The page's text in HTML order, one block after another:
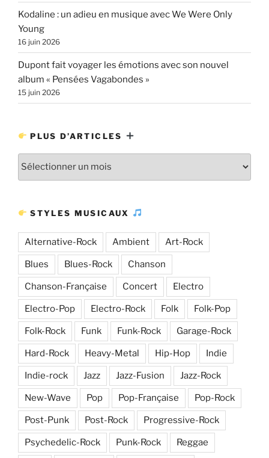
Kodaline : un adieu en musique avec We Were Only
Young
16 juin 2026
Dupont fait voyager les émotions avec son nouvel
album « Pensées Vagabondes »
15 juin 2026
PLUS D’ARTICLES
STYLES MUSICAUX
Alternative-Rock Ambient Art-Rock
Blues Blues-Rock Chanson
Chanson-Française Concert Electro
Electro-Pop Electro-Rock Folk Folk-Pop
Folk-Rock Funk Funk-Rock Garage-Rock
Hard-Rock Heavy-Metal Hip-Hop Indie
Indie-rock Jazz Jazz-Fusion Jazz-Rock
New-Wave Pop Pop-Française Pop-Rock
Post-Punk Post-Rock Progressive-Rock
Psychedelic-Rock Punk-Rock Reggae